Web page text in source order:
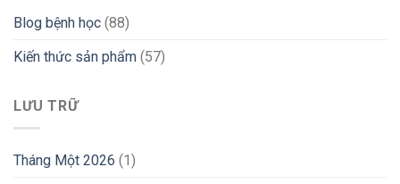
Blog bệnh học (88)
Kiến thức sản phẩm (57)
LƯU TRỮ
Tháng Một 2026 (1)